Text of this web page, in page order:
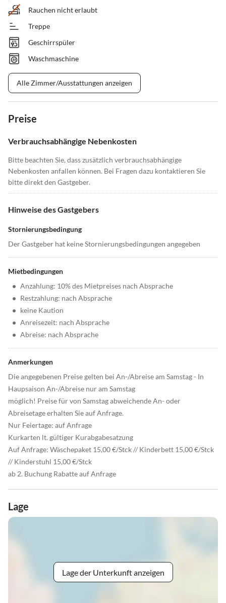
Rauchen nicht erlaubt
Treppe
Geschirrspüler
Waschmaschine
Alle Zimmer/Ausstattungen anzeigen
Preise
Verbrauchsabhängige Nebenkosten
Bitte beachten Sie, dass zusätzlich verbrauchsabhängige
Nebenkosten anfallen können. Bei Fragen dazu kontaktieren Sie
bitte direkt den Gastgeber.
Hinweise des Gastgebers
Stornierungsbedingung
Der Gastgeber hat keine Stornierungsbedingungen angegeben
Mietbedingungen
• Anzahlung: 10% des Mietpreises nach Absprache
• Restzahlung: nach Absprache
• keine Kaution
• Anreisezeit: nach Absprache
• Abreise: nach Absprache
Anmerkungen
Die angegebenen Preise gelten bei An-/Abreise am Samstag - In
Haupsaison An-/Abreise nur am Samstag
möglich! Preise für von Samstag abweichende An- oder
Abreisetage erhalten Sie auf Anfrage.
Nur Feiertage: auf Anfrage
Kurkarten lt. gültiger Kurabgabesatzung
Auf Anfrage: Wäschepaket 15,00 €/Stck // Kinderbett 15,00 €/Stck
// Kinderstuhl 15,00 €/Stck
ab 2. Buchung Rabatte auf Anfrage
Lage
Lage der Unterkunft anzeigen